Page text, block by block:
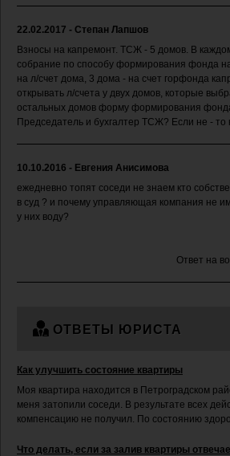
22.02.2017 - Степан Лапшов
Взносы на капремонт. ТСЖ - 5 домов. В
собрание по способу формирования фонда
на л/счет дома, 3 дома - на счет горфонда
открывать л/счета у двух домов, которые
остальных домов форму формирования
Председатель и бухгалтер ТСЖ? Если не - то
10.10.2016 - Евгения Анисимова
ежедневно топят соседи не знаем кто
в суд ? и почему управляющая компания не
у них воду?
Ответ на
ОТВЕТЫ ЮРИСТА
Как улучшить состояние квартиры
Моя квартира находится в Петроградском
меня затопили соседи. В результате всех
компенсацию не получил. По состоянию
Что делать, если за залив квартиры